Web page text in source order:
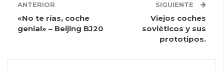
ANTERIOR
«No te rías, coche
genial» – Beijing BJ20
SIGUIENTE
Viejos coches
soviéticos y sus
prototipos.